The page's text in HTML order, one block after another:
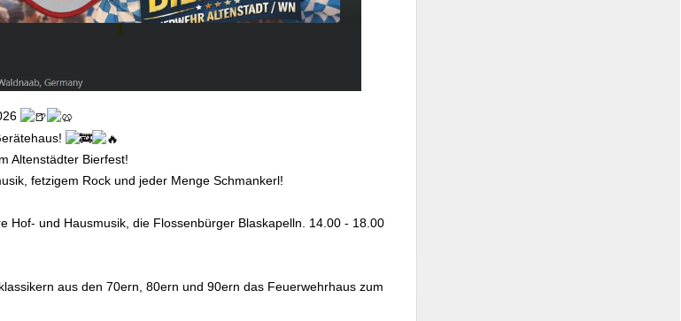
Altenstädter Bierfest!
fetzigem Rock und jeder Menge Schmankerl!
Hof- und Hausmusik, die Flossenbürger Blaskapelln. 14.00 - 18.00
aus den 70ern, 80ern und 90ern das Feuerwehrhaus zum